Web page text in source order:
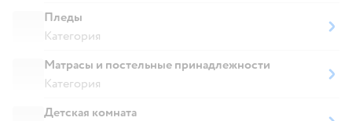
Пледы
Категория
Матрасы и постельные принадлежности
Категория
Детская комната